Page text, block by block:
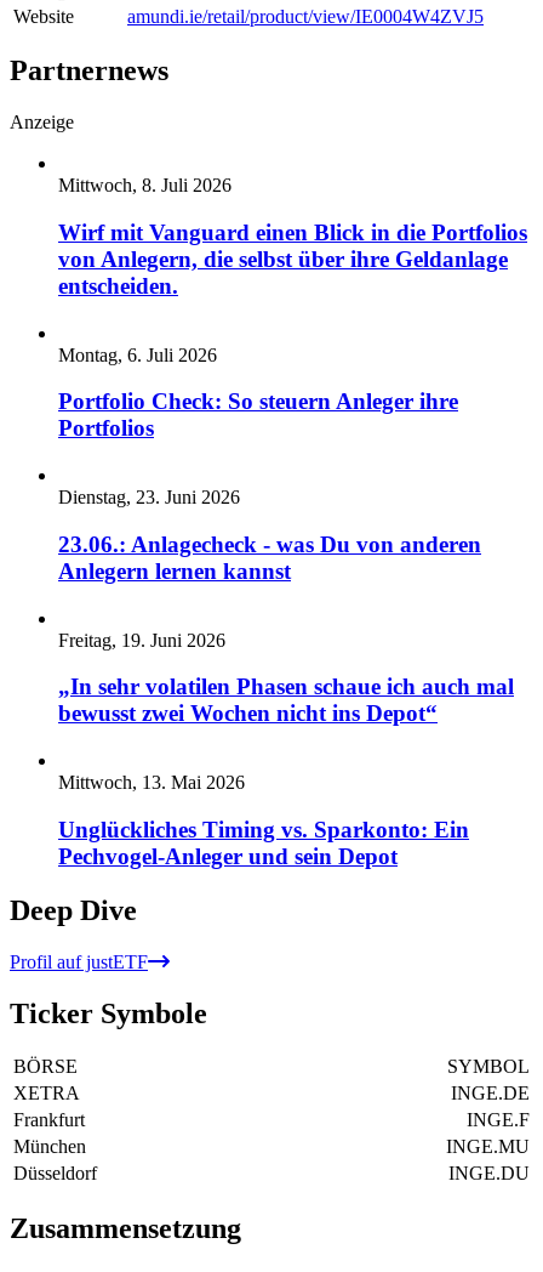
Website
amundi.ie/retail/product/view/IE0004W4ZVJ5
Partnernews
Anzeige
Mittwoch, 8. Juli 2026
Wirf mit Vanguard einen Blick in die Portfolios
von Anlegern, die selbst über ihre Geldanlage
entscheiden.
Montag, 6. Juli 2026
Portfolio Check: So steuern Anleger ihre
Portfolios
Dienstag, 23. Juni 2026
23.06.: Anlagecheck - was Du von anderen
Anlegern lernen kannst
Freitag, 19. Juni 2026
„In sehr volatilen Phasen schaue ich auch mal
bewusst zwei Wochen nicht ins Depot“
Mittwoch, 13. Mai 2026
Unglückliches Timing vs. Sparkonto: Ein
Pechvogel-Anleger und sein Depot
Deep Dive
Profil auf justETF
Ticker Symbole
BÖRSE
SYMBOL
XETRA
INGE.DE
Frankfurt
INGE.F
München
INGE.MU
Düsseldorf
INGE.DU
Zusammensetzung